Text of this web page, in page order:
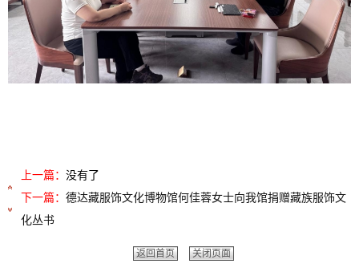
上一篇： 没有了
下一篇： 德达藏服饰文化博物馆何佳蓉女士向我馆捐赠藏族服饰文
化丛书
返回首页 关闭页面